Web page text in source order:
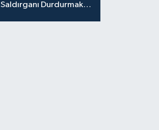
Saldırganı Durdurmak